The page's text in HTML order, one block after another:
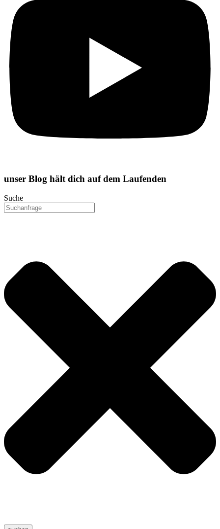
unser Blog hält dich auf dem Laufenden
Suche